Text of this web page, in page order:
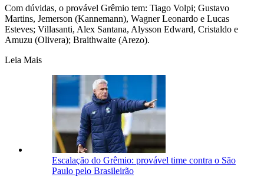
Com dúvidas, o provável Grêmio tem: Tiago Volpi; Gustavo
Martins, Jemerson (Kannemann), Wagner Leonardo e Lucas
Esteves; Villasanti, Alex Santana, Alysson Edward, Cristaldo e
Amuzu (Olivera); Braithwaite (Arezo).
Leia Mais
Escalação do Grêmio: provável time contra o São
Paulo pelo Brasileirão